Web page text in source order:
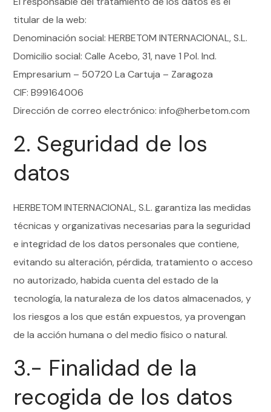
titular de la web:
Denominación social: HERBETOM INTERNACIONAL, S.L.
Domicilio social: Calle Acebo, 31, nave 1 Pol. Ind.
Empresarium – 50720 La Cartuja – Zaragoza
CIF: B99164006
Dirección de correo electrónico: info@herbetom.com
2. Seguridad de los
datos
HERBETOM INTERNACIONAL, S.L. garantiza las medidas
técnicas y organizativas necesarias para la seguridad
e integridad de los datos personales que contiene,
evitando su alteración, pérdida, tratamiento o acceso
no autorizado, habida cuenta del estado de la
tecnología, la naturaleza de los datos almacenados, y
los riesgos a los que están expuestos, ya provengan
de la acción humana o del medio físico o natural.
3.- Finalidad de la
recogida de los datos